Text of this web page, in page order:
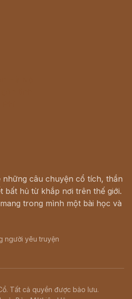
những câu chuyện cổ tích, thần
bất hủ từ khắp nơi trên thế giới.
trong mình một bài học và
người yêu truyện
Tất cả quyền được bảo lưu.